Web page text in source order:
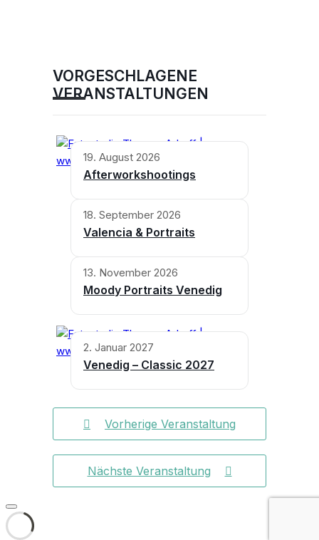
VORGESCHLAGENE
VERANSTALTUNGEN
19. August 2026
Afterworkshootings
18. September 2026
Valencia & Portraits
13. November 2026
Moody Portraits Venedig
2. Januar 2027
Venedig – Classic 2027
Vorherige Veranstaltung
Nächste Veranstaltung